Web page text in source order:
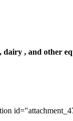
, and other